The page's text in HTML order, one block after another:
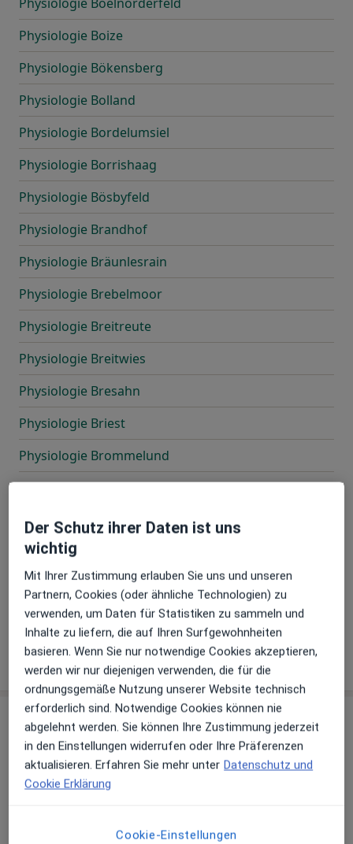
Physiologie Boize
Physiologie Bökensberg
Physiologie Bolland
Physiologie Bordelumsiel
Physiologie Borrishaag
Physiologie Bösbyfeld
Physiologie Brandhof
Physiologie Bräunlesrain
Physiologie Brebelmoor
Physiologie Breitreute
Physiologie Breitwies
Physiologie Bresahn
Physiologie Briest
Physiologie Brommelund
Physiologie Brünkendorf
Physiologie Buchenhaus
Physiologie Buchenhof
Physiologie Bullendorf
Physiologie Burgbretzingen
Physiologie Büßholz
C
Physiologie Charlottenfelde
Der Schutz ihrer Daten ist uns
wichtig
Mit Ihrer Zustimmung erlauben Sie uns und unseren
Partnern, Cookies (oder ähnliche Technologien) zu
verwenden, um Daten für Statistiken zu sammeln und
Inhalte zu liefern, die auf Ihren Surfgewohnheiten
basieren. Wenn Sie nur notwendige Cookies akzeptieren,
werden wir nur diejenigen verwenden, die für die
ordnungsgemäße Nutzung unserer Website technisch
erforderlich sind. Notwendige Cookies können nie
abgelehnt werden. Sie können Ihre Zustimmung jederzeit
in den Einstellungen widerrufen oder Ihre Präferenzen
aktualisieren. Erfahren Sie mehr unter Datenschutz und
Cookie Erklärung
Cookie-Einstellungen